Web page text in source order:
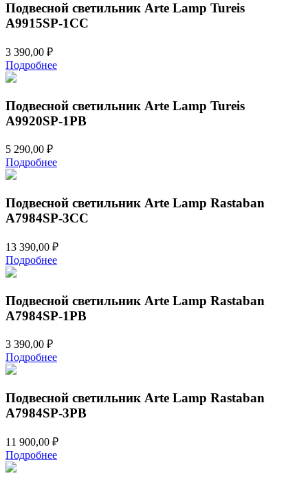
Подвесной светильник Arte Lamp Tureis
A9915SP-1CC
3 390,00 ₽
Подробнее
Подвесной светильник Arte Lamp Tureis
A9920SP-1PB
5 290,00 ₽
Подробнее
Подвесной светильник Arte Lamp Rastaban
A7984SP-3CC
13 390,00 ₽
Подробнее
Подвесной светильник Arte Lamp Rastaban
A7984SP-1PB
3 390,00 ₽
Подробнее
Подвесной светильник Arte Lamp Rastaban
A7984SP-3PB
11 900,00 ₽
Подробнее